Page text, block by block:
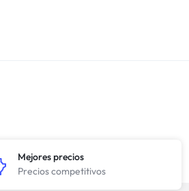
Mejores precios
Precios competitivos